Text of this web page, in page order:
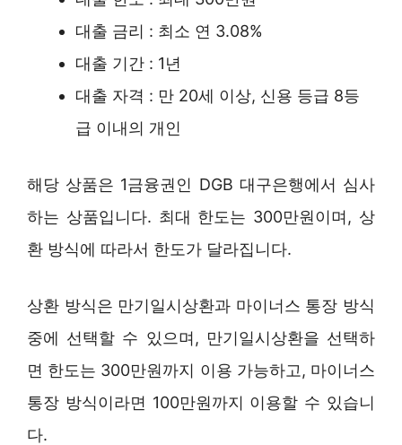
대출 금리 : 최소 연 3.08%
대출 기간 : 1년
대출 자격 : 만 20세 이상, 신용 등급 8등
급 이내의 개인
해당 상품은 1금융권인 DGB 대구은행에서 심사
하는 상품입니다. 최대 한도는 300만원이며, 상
환 방식에 따라서 한도가 달라집니다.
상환 방식은 만기일시상환과 마이너스 통장 방식
중에 선택할 수 있으며, 만기일시상환을 선택하
면 한도는 300만원까지 이용 가능하고, 마이너스
통장 방식이라면 100만원까지 이용할 수 있습니
다.